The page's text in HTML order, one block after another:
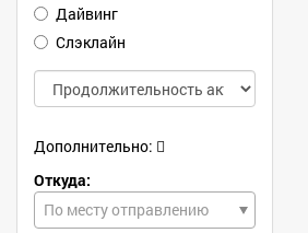
Дайвинг
Слэклайн
Дополнительно:
Откуда:
По месту отправлению